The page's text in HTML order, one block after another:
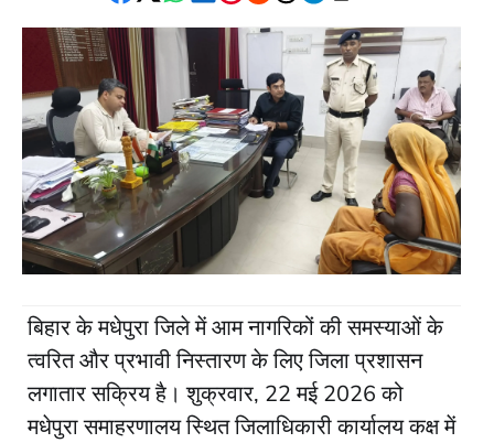
बिहार के मधेपुरा जिले में आम नागरिकों की समस्याओं के
त्वरित और प्रभावी निस्तारण के लिए जिला प्रशासन
लगातार सक्रिय है। शुक्रवार, 22 मई 2026 को
मधेपुरा समाहरणालय स्थित जिलाधिकारी कार्यालय कक्ष में